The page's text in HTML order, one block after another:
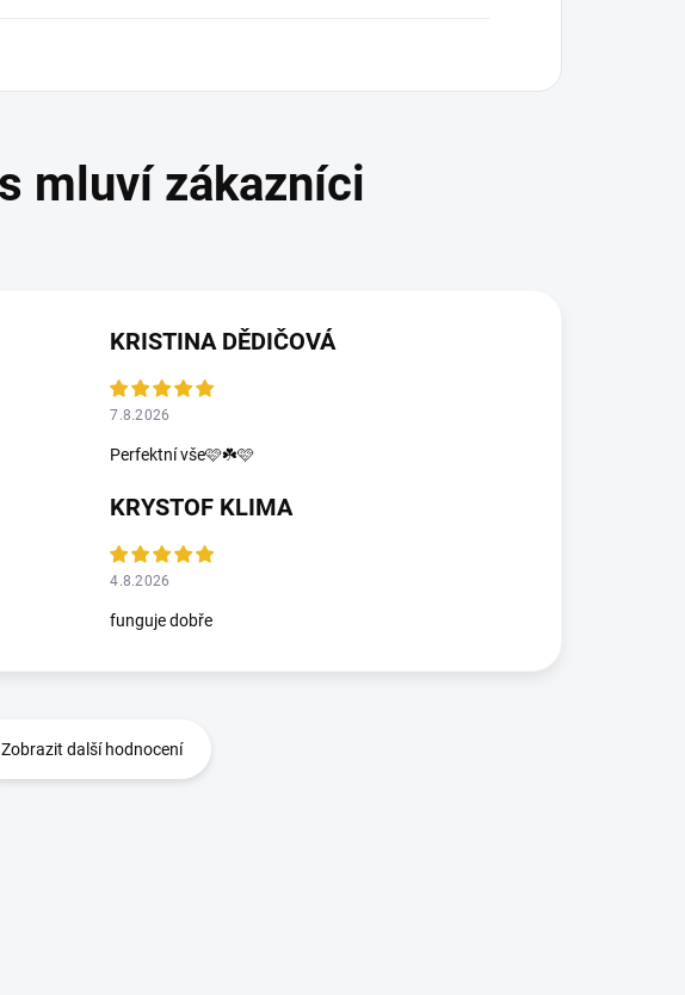
KRISTINA DĚDIČOVÁ
7.8.2026
Perfektní vše🩷☘️🩷
KRYSTOF KLIMA
4.8.2026
funguje dobře
Zobrazit další hodnocení